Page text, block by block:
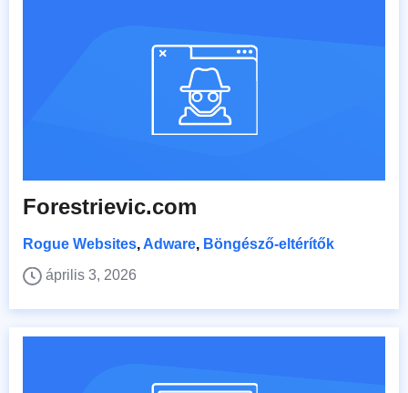
Forestrievic.com
Rogue Websites, Adware, Böngésző-eltérítők
április 3, 2026